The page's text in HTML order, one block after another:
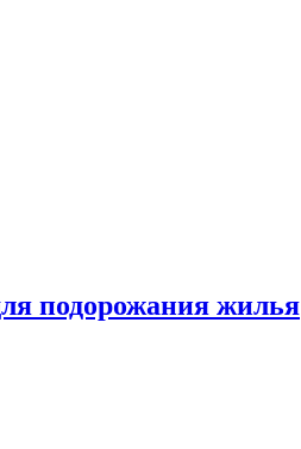
подорожания жилья